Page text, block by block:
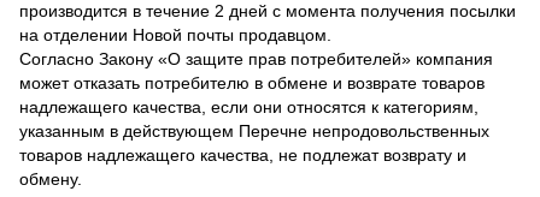
производится в течение 2 дней с момента получения посылки
на отделении Новой почты продавцом.
Согласно Закону «О защите прав потребителей» компания
может отказать потребителю в обмене и возврате товаров
надлежащего качества, если они относятся к категориям,
указанным в действующем Перечне непродовольственных
товаров надлежащего качества, не подлежат возврату и
обмену.